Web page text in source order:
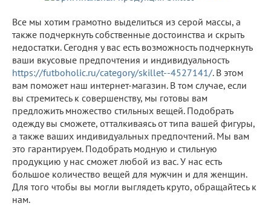
Все мы хотим грамотно выделиться из серой массы, а
также подчеркнуть собственные достоинства и скрыть
недостатки. Сегодня у вас есть возможность подчеркнуть
ваши вкусовые предпочтения и индивидуальность
https://futboholic.ru/category/skillet--4527141/. В этом
вам поможет наш интернет-магазин. В том случае, если
вы стремитесь к совершенству, мы готовы вам
предложить множество стильных вещей. Подобрать
одежду вы сможете, отталкиваясь от типа вашей фигуры,
а также ваших индивидуальных предпочтений. Мы вам
это гарантируем. Подобрать модную и стильную
продукцию у нас сможет любой из вас. У нас есть
большое количество вещей для мужчин и для женщин.
Для того чтобы вы могли выглядеть круто, обращайтесь к
нам.